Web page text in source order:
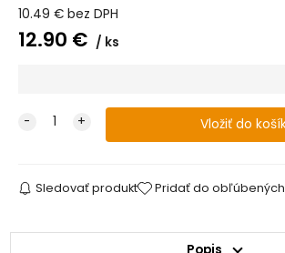
na cumlík
Pimpernel
10.49 € bez DPH
12.90 € ks
Sledovať produkt Pridať do obľúbených